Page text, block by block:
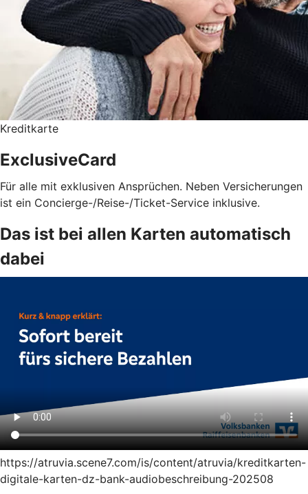
Kreditkarte
ExclusiveCard
Für alle mit exklusiven Ansprüchen. Neben Versicherungen
ist ein Concierge-/Reise-/Ticket-Service inklusive.
Das ist bei allen Karten automatisch
dabei
https://atruvia.scene7.com/is/content/atruvia/kreditkarten-
digitale-karten-dz-bank-audiobeschreibung-202508